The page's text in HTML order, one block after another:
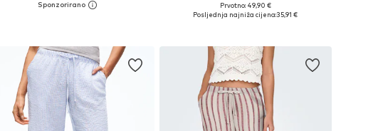
Dostupno u više veličina Dostupne veličine: 34, 36, 38, 40, 42
Prvotno: 49,90 €
Posljednja najniža cijena:35,91 €